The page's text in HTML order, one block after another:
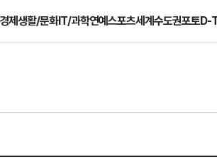
경제생활/문화IT/과학연예스포츠세계수도권포토D-